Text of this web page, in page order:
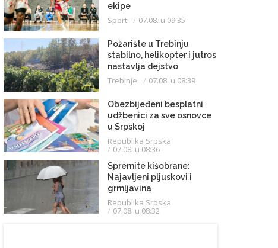
ekipe
Sport 07.08. u 09:35
Požarište u Trebinju
stabilno, helikopter i jutros
nastavlja dejstvo
Trebinje 07.08. u 08:39
Obezbijeđeni besplatni
udžbenici za sve osnovce
u Srpskoj
Republika Srpska
07.08. u 08:36
Spremite kišobrane:
Najavljeni pljuskovi i
grmljavina
Republika Srpska
07.08. u 08:32